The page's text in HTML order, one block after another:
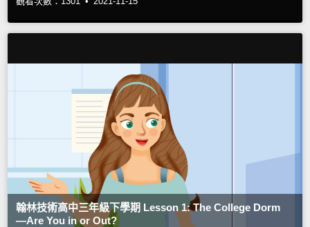
翰林技術高中三年級下學期 Lesson 1: The College Dorm
—Are You in or Out?